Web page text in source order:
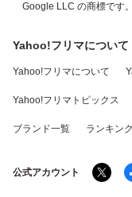
Google LLC の商標です。
Yahoo!フリマについて
Yahoo!フリマについて
Yahoo!フリマトピックス
ブランド一覧 ランキン
公式アカウント